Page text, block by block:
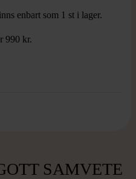
enbart som 1 st i lager.
990 kr.
SAMVETE